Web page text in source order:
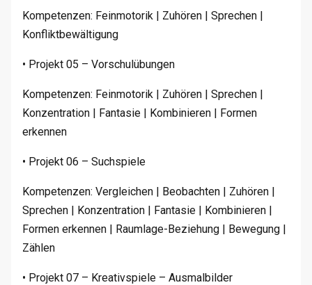
Kompetenzen: Feinmotorik | Zuhören | Sprechen |
Konfliktbewältigung
• Projekt 05 – Vorschulübungen
Kompetenzen: Feinmotorik | Zuhören | Sprechen |
Konzentration | Fantasie | Kombinieren | Formen
erkennen
• Projekt 06 – Suchspiele
Kompetenzen: Vergleichen | Beobachten | Zuhören |
Sprechen | Konzentration | Fantasie | Kombinieren |
Formen erkennen | Raumlage-Beziehung | Bewegung |
Zählen
• Projekt 07 – Kreativspiele – Ausmalbilder